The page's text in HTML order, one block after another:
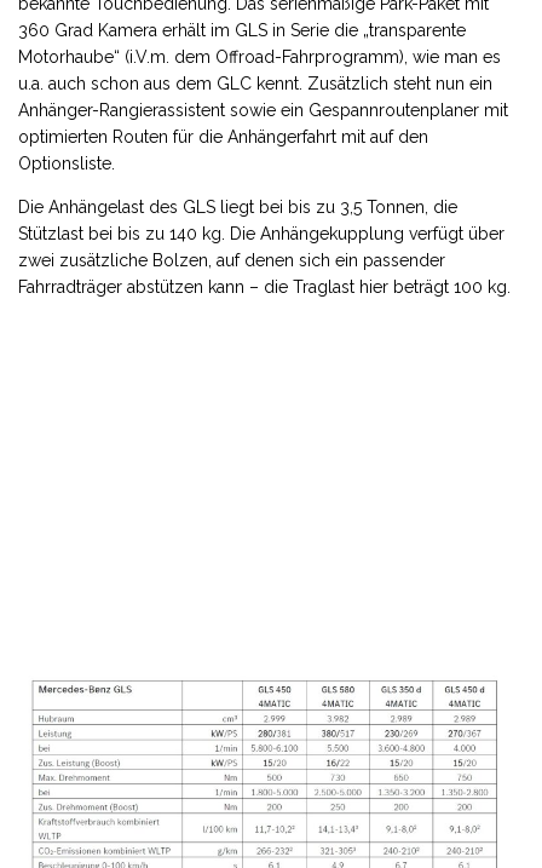
360 Grad Kamera erhält im GLS in Serie die „transparente
Motorhaube“ (i.V.m. dem Offroad-Fahrprogramm), wie man es
u.a. auch schon aus dem GLC kennt. Zusätzlich steht nun ein
Anhänger-Rangierassistent sowie ein Gespannroutenplaner mit
optimierten Routen für die Anhängerfahrt mit auf den
Optionsliste.
Die Anhängelast des GLS liegt bei bis zu 3,5 Tonnen, die
Stützlast bei bis zu 140 kg. Die Anhängekupplung verfügt über
zwei zusätzliche Bolzen, auf denen sich ein passender
Fahrradträger abstützen kann – die Traglast hier beträgt 100 kg.